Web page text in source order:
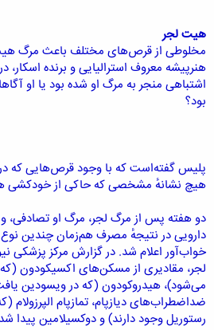
هیت لجر
اشتباهی منجر به مرگ او شده بود یا او
بود؟
پلیس گفته‌است که با وجود قرص‌هایی که در
هیچ نشانهٔ مشخصی که حاکی از خودکشی
دو هفته پس از مرگ لجر، مرگ او تصادفی،
دارویی در نتیجهٔ مصرف هم‌زمان چندین
خواب‌آور اعلام شد. در گزارش مرکز پزشکی
لجر، مقادیری از مسکن‌های اکسیکودون
می‌شود)، هیدروکودون (که در ویسودین
ضداضطراب‌های دیازپام، تمازپام الپرزولام
رستوریل وجود دارند) و دوکسیلامین پیدا